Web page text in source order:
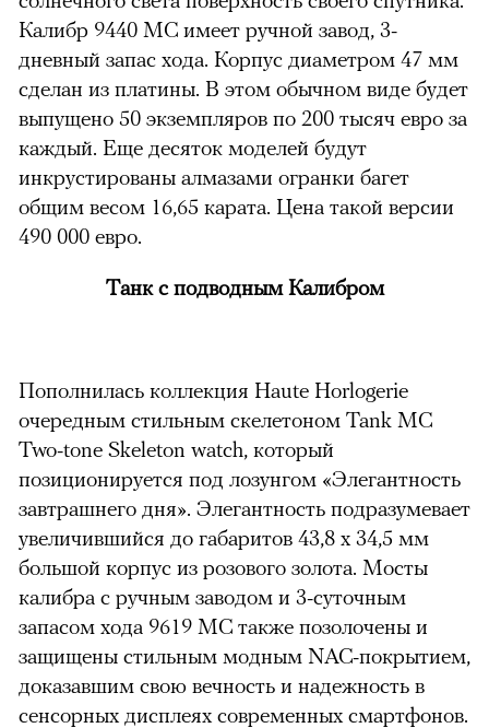
Калибр 9440 MC имеет ручной завод, 3-
дневный запас хода. Корпус диаметром 47 мм
сделан из платины. В этом обычном виде будет
выпущено 50 экземпляров по 200 тысяч евро за
каждый. Еще десяток моделей будут
инкрустированы алмазами огранки багет
общим весом 16,65 карата. Цена такой версии
490 000 евро.
Танк с подводным Калибром
Пополнилась коллекция Haute Horlogerie
очередным стильным скелетоном Tank MC
Two-tone Skeleton watch, который
позиционируется под лозунгом «Элегантность
завтрашнего дня». Элегантность подразумевает
увеличившийся до габаритов 43,8 х 34,5 мм
большой корпус из розового золота. Мосты
калибра с ручным заводом и 3-суточным
запасом хода 9619 MC также позолочены и
защищены стильным модным NAC-покрытием,
доказавшим свою вечность и надежность в
сенсорных дисплеях современных смартфонов.